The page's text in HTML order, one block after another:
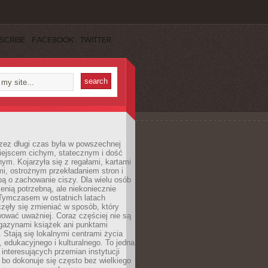
FACEBOOK TWITTER
długi czas była w powszechnej
cichym, statecznym i dość
Kojarzyła się z regałami, kartami
ostrożnym przekładaniem stron i
o zachowanie ciszy. Dla wielu osób
potrzebną, ale niekoniecznie
w ostatnich latach
się zmieniać w sposób, który
uważniej. Coraz częściej nie są
książek ani punktami
Stają się lokalnymi centrami życia
edukacyjnego i kulturalnego. To jedna
przemian instytucji
dokonuje się często bez wielkiego